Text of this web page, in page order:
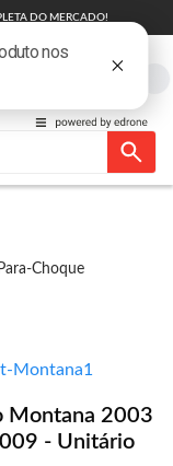
DO MERCADO!
Choque
Montana 2003
- Unitário